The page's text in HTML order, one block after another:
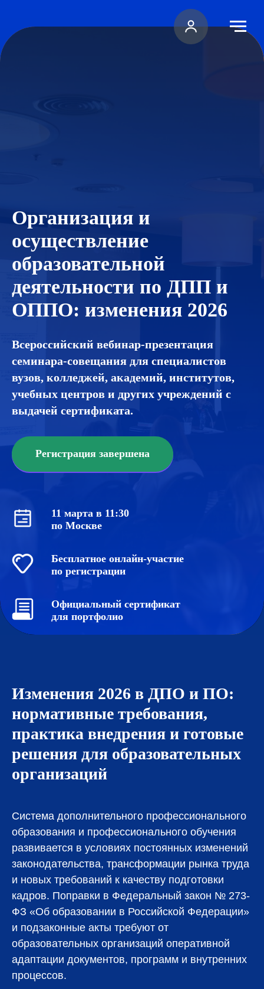
Организация и
осуществление
образовательной
деятельности по ДПП и
ОППО: изменения 2026
Всероссийский вебинар-презентация
семинара-совещания для специалистов
вузов, колледжей, академий, институтов,
учебных центров и других учреждений с
выдачей сертификата.
Регистрация завершена
11 марта в 11:30
по Москве
Бесплатное онлайн-участие
по регистрации
Официальный сертификат
для портфолио
Изменения 2026 в ДПО и ПО:
нормативные требования,
практика внедрения и готовые
решения для образовательных
организаций
Система дополнительного профессионального
образования и профессионального обучения
развивается в условиях постоянных изменений
законодательства, трансформации рынка труда
и новых требований к качеству подготовки
кадров. Поправки в Федеральный закон № 273-
ФЗ «Об образовании в Российской Федерации»
и подзаконные акты требуют от
образовательных организаций оперативной
адаптации документов, программ и внутренних
процессов.